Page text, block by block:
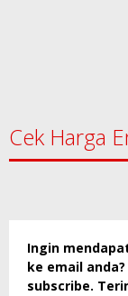
Cek Harga
Ingin
ke email
subscribe.